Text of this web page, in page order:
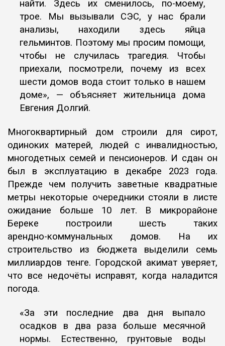
найти. Здесь их сменилось, по-моему,
трое. Мы вызывали СЭС, у нас брали
анализы, находили здесь яйца
гельминтов. Поэтому мы просим помощи,
чтобы не случилась трагедия. Чтобы
приехали, посмотрели, почему из всех
шести домов вода стоит только в нашем
доме», — объясняет жительница дома
Евгения Долгий.
Многоквартирный дом строили для сирот,
одиноких матерей, людей с инвалидностью,
многодетных семей и пенсионеров. И сдан он
был в эксплуатацию в декабре 2023 года.
Прежде чем получить заветные квадратные
метры некоторые очередники стояли в листе
ожидание больше 10 лет. В микрорайоне
Береке построили шесть таких
арендно-коммунальных домов. На их
строительство из бюджета выделили семь
миллиардов тенге. Городской акимат уверяет,
что все недочёты исправят, когда наладится
погода.
«За эти последние два дня выпало
осадков в два раза больше месячной
нормы. Естественно, грунтовые воды